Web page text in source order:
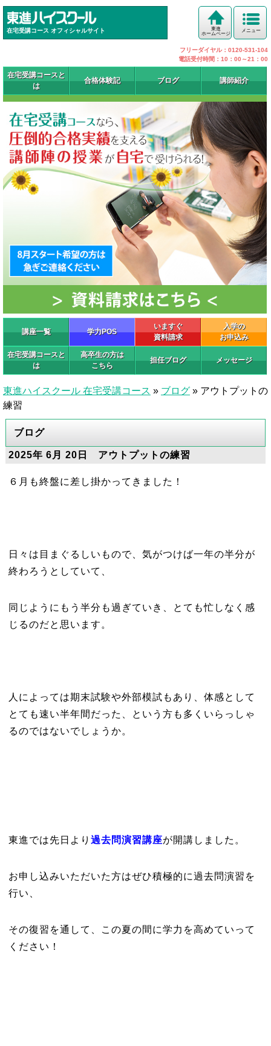
在宅受講コース オフィシャルサイト メニュー
東進
ホームページ
フリーダイヤル：0120-531-104
電話受付時間：10：00～21：00
在宅受講コースと
は
合格体験記 ブログ 講師紹介
講座一覧 学力POS
いますぐ
資料請求
入学の
お申込み
在宅受講コースと
は
高卒生の方は
こちら
担任ブログ メッセージ
東進ハイスクール 在宅受講コース » ブログ » アウトプットの
練習
ブログ
2025年 6月 20日 アウトプットの練習
６月も終盤に差し掛かってきました！
日々は目まぐるしいもので、気がつけば一年の半分が
終わろうとしていて、
同じようにもう半分も過ぎていき、とても忙しなく感
じるのだと思います。
人によっては期末試験や外部模試もあり、体感として
とても速い半年間だった、という方も多くいらっしゃ
るのではないでしょうか。
東進では先日より 過去問演習講座が開講しました。
お申し込みいただいた方はぜひ積極的に過去問演習を
行い、
その復習を通して、この夏の間に学力を高めていって
ください！